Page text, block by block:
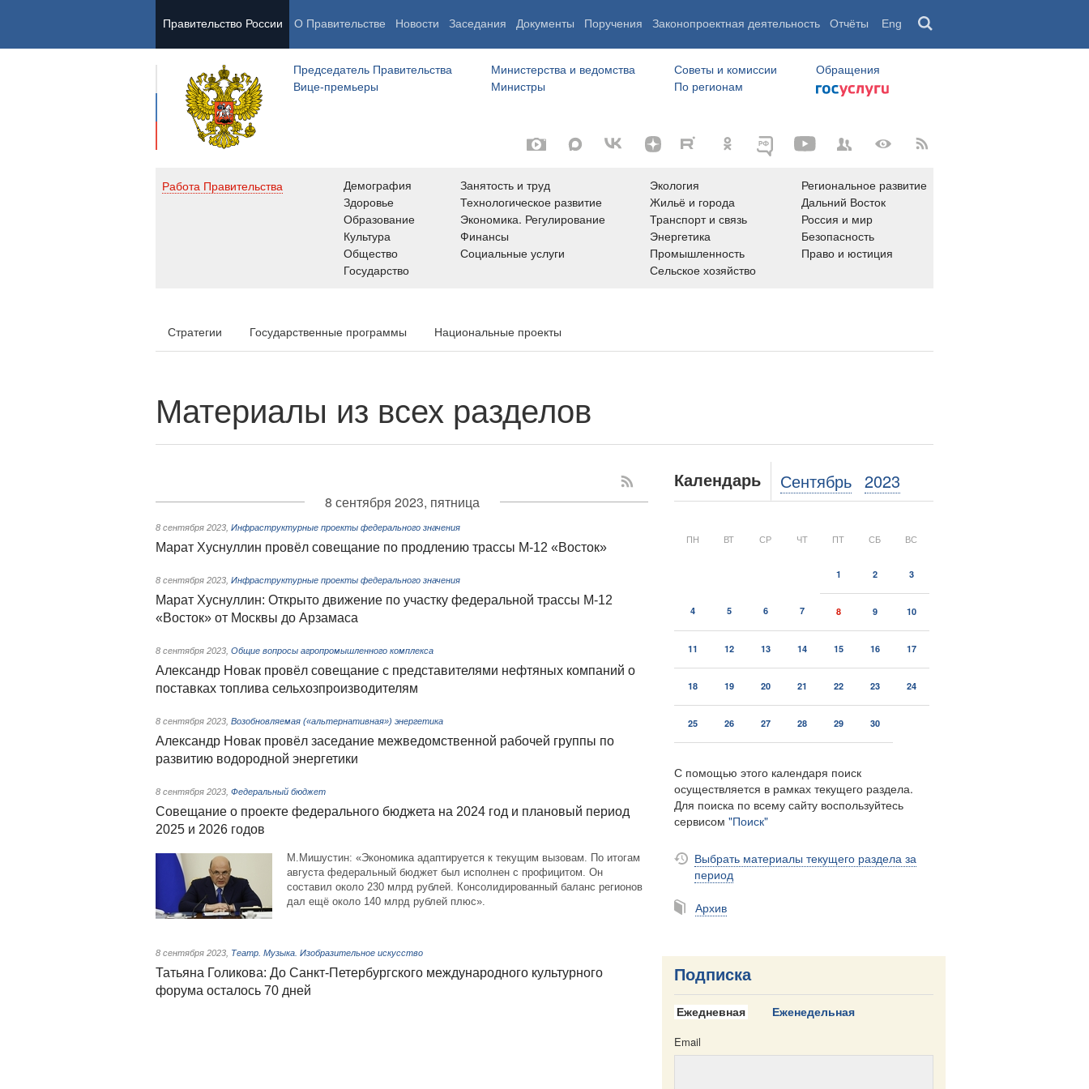
Правительство России О Правительстве Новости Заседания Документы Поручения Законопроектная деятельность Отчёты Eng
Председатель Правительства
Вице-премьеры
Министерства и ведомства
Министры
Советы и комиссии
По регионам
Обращения
Работа Правительства
Демография
Здоровье
Образование
Культура
Общество
Государство
Занятость и труд
Технологическое развитие
Экономика. Регулирование
Финансы
Социальные услуги
Экология
Жильё и города
Транспорт и связь
Энергетика
Промышленность
Сельское хозяйство
Региональное развитие
Дальний Восток
Россия и мир
Безопасность
Право и юстиция
Стратегии Государственные программы Национальные проекты
Материалы из всех разделов
8 сентября 2023, пятница
8 сентября 2023 Инфраструктурные проекты федерального значения
Марат Хуснуллин провёл совещание по продлению трассы М-12 «Восток»
8 сентября 2023 Инфраструктурные проекты федерального значения
Марат Хуснуллин: Открыто движение по участку федеральной трассы М-12
«Восток» от Москвы до Арзамаса
8 сентября 2023 Общие вопросы агропромышленного комплекса
Александр Новак провёл совещание с представителями нефтяных компаний о
поставках топлива сельхозпроизводителям
8 сентября 2023 Возобновляемая («альтернативная») энергетика
Александр Новак провёл заседание межведомственной рабочей группы по
развитию водородной энергетики
8 сентября 2023 Федеральный бюджет
Совещание о проекте федерального бюджета на 2024 год и плановый период
2025 и 2026 годов
М.Мишустин: «Экономика адаптируется к текущим вызовам. По итогам
августа федеральный бюджет был исполнен с профицитом. Он
составил около 230 млрд рублей. Консолидированный баланс регионов
дал ещё около 140 млрд рублей плюс».
8 сентября 2023 Театр. Музыка. Изобразительное искусство
Татьяна Голикова: До Санкт-Петербургского международного культурного
форума осталось 70 дней
Календарь Сентябрь 2023
ПН ВТ СР ЧТ ПТ СБ ВС
1 2 3
4 5 6 7 8 9 10
11 12 13 14 15 16 17
18 19 20 21 22 23 24
25 26 27 28 29 30
С помощью этого календаря поиск
осуществляется в рамках текущего раздела.
Для поиска по всему сайту воспользуйтесь
сервисом "Поиск"
Выбрать материалы текущего раздела за
период
Архив
Подписка
Ежедневная Еженедельная
Email